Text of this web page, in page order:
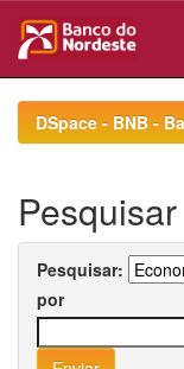
navigationDSpace - BNB -
Pesquisar
Pesquisar:
por